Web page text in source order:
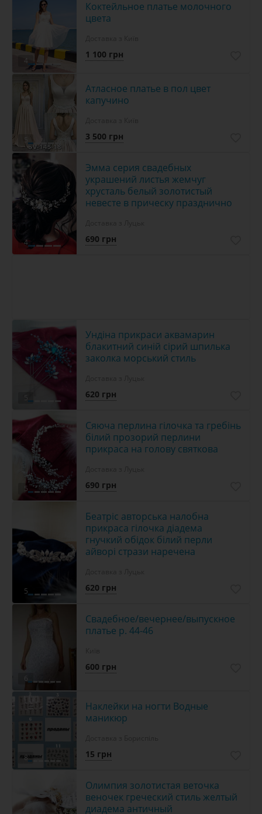
4
Коктейльное платье молочного
цвета
1 100 грн
Атласное платье в пол цвет
капучино
3 500 грн
4
Эмма серия свадебных
украшений листья жемчуг
хрусталь белый золотистый
невесте в прическу празднично
690 грн
5
Ундіна прикраси аквамарин
блакитний синій сірий шпилька
заколка морський стиль
620 грн
5
Сяюча перлина гілочка та гребінь
білий прозорий перлини
прикраса на голову святкова
690 грн
5
Беатріс авторська налобна
прикраса гілочка діадема
гнучкий обідок білий перли
айворі стрази наречена
620 грн
Свадебное/вечернее/выпускное
платье р. 44-46
600 грн
8
Наклейки на ногти Водные
маникюр
15 грн
Олимпия золотистая веточка
веночек греческий стиль желтый
диадема античный